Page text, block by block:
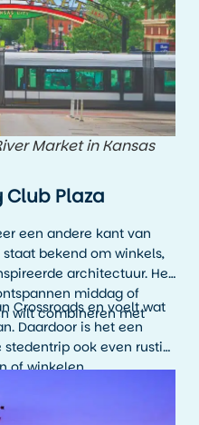
Market in Kansas
Club Plaza
een andere kant van
staat bekend om winkels,
architectuur. Het
middag of
wilt combineren met
Crossroads en voelt wat
Daardoor is het een
ook even rustig
of winkelen.